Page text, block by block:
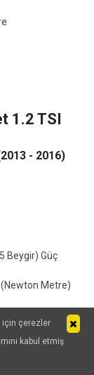
1.2 TSI
- 2016)
Beygir) Güç
Metre)
için çerezler
kabul etmiş